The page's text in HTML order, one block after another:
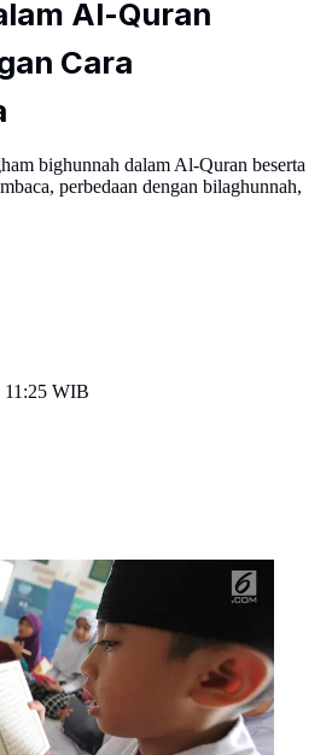
Al-Quran
Cara
bighunnah dalam Al-Quran beserta
perbedaan dengan bilaghunnah,
11:25 WIB